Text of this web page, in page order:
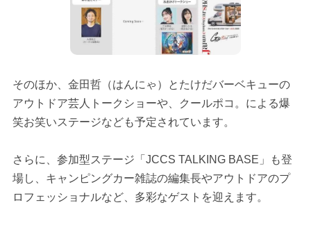
そのほか、金田哲（はんにゃ）とたけだバーベキューの
アウトドア芸人トークショーや、クールポコ。による爆
笑お笑いステージなども予定されています。
さらに、参加型ステージ「JCCS TALKING BASE」も登
場し、キャンピングカー雑誌の編集長やアウトドアのプ
ロフェッショナルなど、多彩なゲストを迎えます。